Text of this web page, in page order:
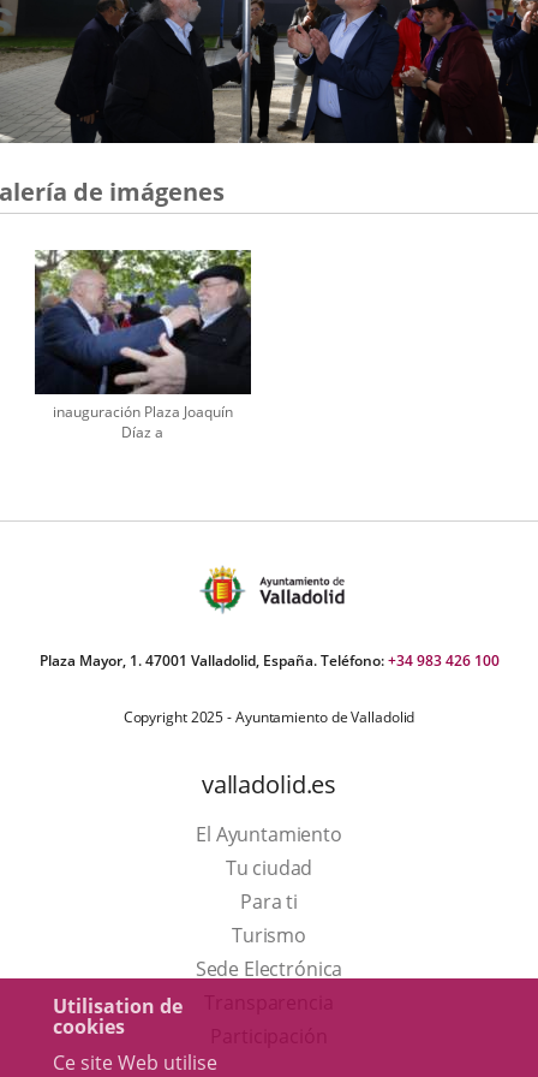
Utilisation de
cookies
Ce site Web utilise
de imágenes
inauguración Plaza Joaquín
Díaz a
Plaza Mayor, 1. 47001 Valladolid, España. Teléfono:+34 983 426 100
Copyright 2025 - Ayuntamiento de Valladolid
valladolid.es
El Ayuntamiento
Tu ciudad
Para ti
TurismoEste
enlace
Sede Electrónica